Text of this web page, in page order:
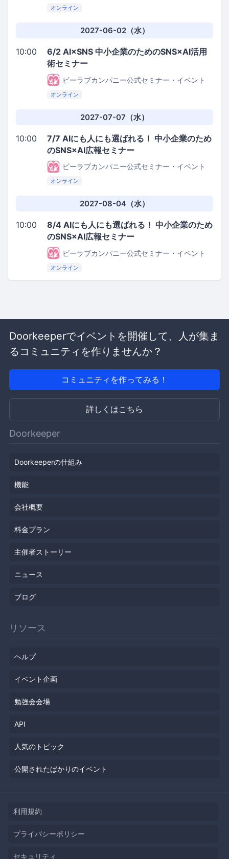
オンライン
2027-06-02（水）
10:00
6/2 AI×SNS 中小企業のためのSNS×AI活用
術セミナー
ビーラブカンパニー公式セミナー・イベント
オンライン
2027-07-07（水）
10:00
7/7 AIにも人にも選ばれる！ 中小企業のため
のSNS×AI広報セミナー
ビーラブカンパニー公式セミナー・イベント
オンライン
2027-08-04（水）
10:00
8/4 AIにも人にも選ばれる！ 中小企業のため
のSNS×AI広報セミナー
ビーラブカンパニー公式セミナー・イベント
オンライン
Doorkeeperでイベントを開催して、人が集ま
るコミュニティを作りませんか？
コミュニティを作ってみる！
詳しくはこちら
Doorkeeper
Doorkeeperの仕組み
機能
会社概要
料金プラン
主催者ストーリー
ニュース
ブログ
リソース
ヘルプ
イベント企画
勉強会会場
API
人気のトピック
公開されたばかりのイベント
利用規約
プライバシーポリシー
セキュリティ